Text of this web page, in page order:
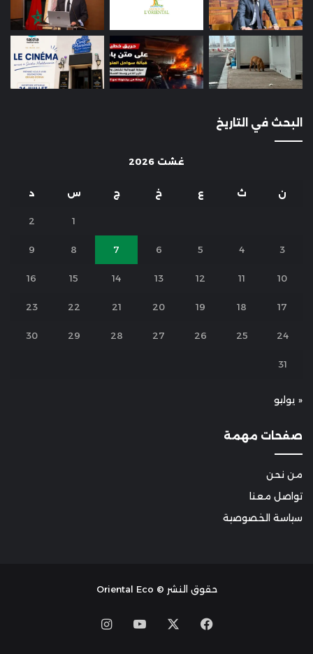
البحث في التاريخ
غشت 2026
ن ث ع خ ج س د
1
2
3
4
5
6
7
8
9
10
11
12
13
14
15
16
17
18
19
20
21
22
23
24
25
26
27
28
29
30
31
« يوليو
صفحات مهمة
من نحن
تواصل معنا
سياسة الخصوصية
حقوق النشر © Oriental Eco
Facebook
YouTube
Instagram